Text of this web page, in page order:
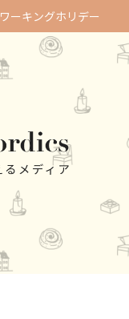
ワーキングホリデー